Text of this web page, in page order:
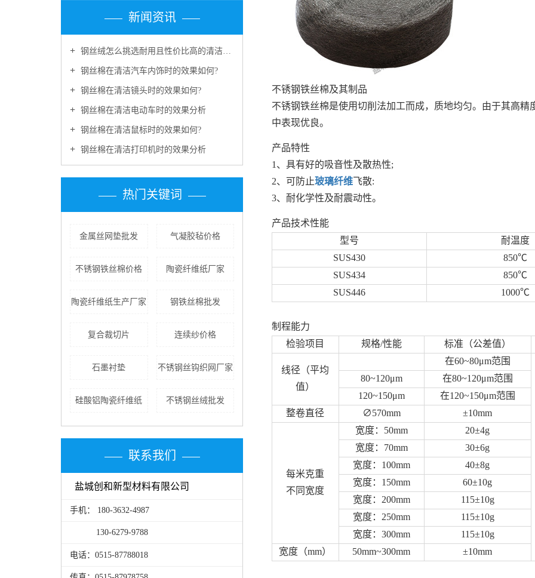
新闻资讯
钢丝绒怎么挑选耐用且性价比高的清洁好物?
钢丝棉在清洁汽车内饰时的效果如何?
钢丝棉在清洁镜头时的效果如何?
钢丝棉在清洁电动车时的效果分析
钢丝棉在清洁鼠标时的效果如何?
钢丝棉在清洁打印机时的效果分析
热门关键词
金属丝网垫批发 气凝胶毡价格
不锈钢铁丝棉价格 陶瓷纤维纸厂家
陶瓷纤维纸生产厂家 钢铁丝棉批发
复合裁切片 连续纱价格
石墨衬垫 不锈钢丝钩织网厂家
硅酸铝陶瓷纤维纸 不锈钢丝绒批发
联系我们
盐城创和新型材料有限公司
手机： 180-3632-4987
130-6279-9788
电话：0515-87788018
不锈钢铁丝棉及其制品
不锈钢铁丝棉是使用切削法加工而成，质地均匀。由于其高
中表现优良。
产品特性
1、具有好的吸音性及散热性;
2、可防止玻璃纤维飞散:
3、耐化学性及耐震动性。
产品技术性能
型号
耐温度
SUS430
850℃
SUS434
850℃
SUS446
1000℃
制程能力
检验项目
规格/性能 标准（公差值）
线径（平均
值）
在60~80μm范围
80~120μm
在80~120μm范围
120~150μm
在120~150μm范围
整卷直径
∅570mm ±10mm
每米克重
不同宽度
宽度：50mm
20±4g
宽度：70mm
30±6g
宽度：100mm
40±8g
宽度：150mm
60±10g
宽度：200mm
115±10g
宽度：250mm
115±10g
宽度：300mm
115±10g
宽度（mm）
50mm~300mm ±10mm